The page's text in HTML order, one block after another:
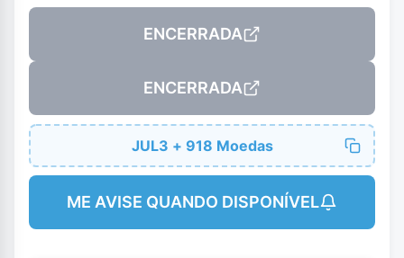
ENCERRADA
ENCERRADA
JUL3 + 918 Moedas
ME AVISE QUANDO DISPONÍVEL